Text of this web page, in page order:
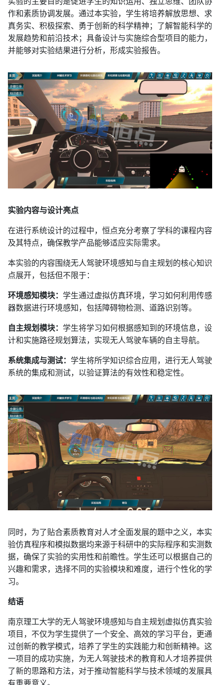
作和素质协调发展。通过本实验，学生将培养解放思想、求
真务实、积极探索、勇于创新的科学精神；了解智能科学的
发展趋势和前沿技术；具备设计与实施综合型项目的能力，
并能够对实验结果进行分析，形成实验报告。
实验内容与设计亮点
在进行系统设计的过程中，恒点充分考察了学科的课程内容
及其特点，确保教学产品能够适应实际需求。
本实验的内容围绕无人驾驶环境感知与自主规划的核心知识
点展开，包括但不限于：
环境感知模块： 学生通过虚拟仿真环境，学习如何利用传感
器数据进行环境感知，包括障碍物检测、道路识别等。
自主规划模块： 学生将学习如何根据感知到的环境信息，设
计和实施路径规划算法，实现无人驾驶车辆的自主导航。
系统集成与测试： 学生将所学知识综合应用，进行无人驾驶
系统的集成和测试，以验证算法的有效性和稳定性。
同时，为了贴合素质教育对人才全面发展的题中之义，本实
验仿真程序和模拟数据均来源于科研中的实际程序和实测数
据，确保了实验的实用性和前瞻性。学生还可以根据自己的
兴趣和需求，选择不同的实验模块和难度，进行个性化的学
习。
结语
南京理工大学的无人驾驶环境感知与自主规划虚拟仿真实验
项目，不仅为学生提供了一个安全、高效的学习平台，更通
过创新的教学模式，培养了学生的实践能力和创新精神。这
一项目的成功实施，为无人驾驶技术的教育和人才培养提供
了新的思路和方法，对于推动智能科学与技术领域的发展具
有重要意义。